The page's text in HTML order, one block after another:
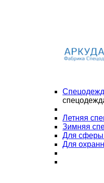
Летняя
Зимняя
Для сферы
Для